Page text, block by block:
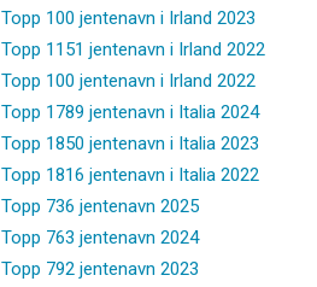
Topp 100 jentenavn i Irland 2023
Topp 1151 jentenavn i Irland 2022
Topp 100 jentenavn i Irland 2022
Topp 1789 jentenavn i Italia 2024
Topp 1850 jentenavn i Italia 2023
Topp 1816 jentenavn i Italia 2022
Topp 736 jentenavn 2025
Topp 763 jentenavn 2024
Topp 792 jentenavn 2023